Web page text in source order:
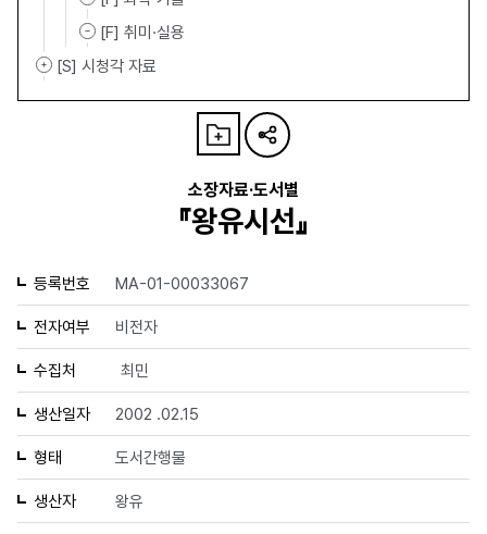
[F] 취미·실용
[S] 시청각 자료
소장자료·도서별
『왕유시선』
등록번호 MA-01-00033067
전자여부 비전자
수집처 최민
생산일자 2002 .02.15
형태 도서간행물
생산자 왕유